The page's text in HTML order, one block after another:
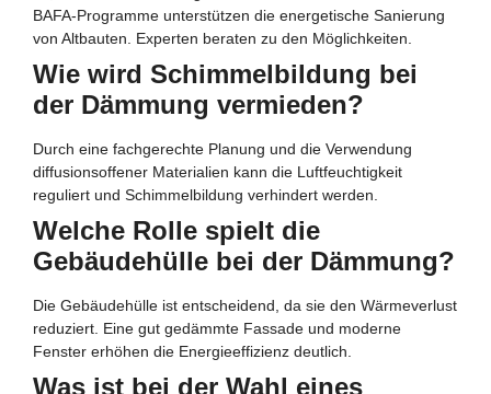
BAFA-Programme unterstützen die energetische Sanierung
von Altbauten. Experten beraten zu den Möglichkeiten.
Wie wird Schimmelbildung bei
der Dämmung vermieden?
Durch eine fachgerechte Planung und die Verwendung
diffusionsoffener Materialien kann die Luftfeuchtigkeit
reguliert und Schimmelbildung verhindert werden.
Welche Rolle spielt die
Gebäudehülle bei der Dämmung?
Die Gebäudehülle ist entscheidend, da sie den Wärmeverlust
reduziert. Eine gut gedämmte Fassade und moderne
Fenster erhöhen die Energieeffizienz deutlich.
Was ist bei der Wahl eines